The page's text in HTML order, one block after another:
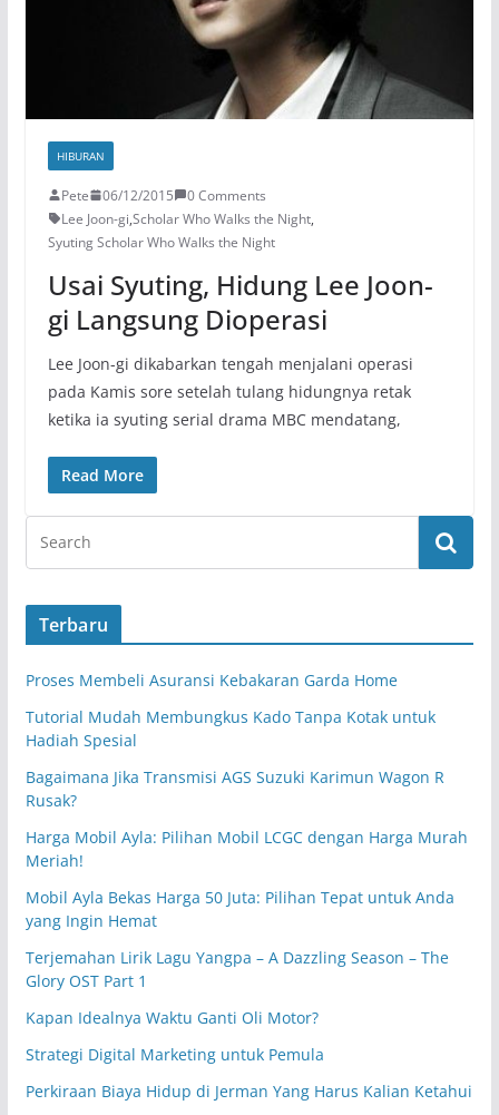
HIBURAN
Pete 06/12/2015
0 Comments
Lee Joon-gi,Scholar Who Walks the Night,
Syuting Scholar Who Walks the Night
Usai Syuting, Hidung Lee Joon-
gi Langsung Dioperasi
Lee Joon-gi dikabarkan tengah menjalani operasi
pada Kamis sore setelah tulang hidungnya retak
ketika ia syuting serial drama MBC mendatang,
Read More
Terbaru
Proses Membeli Asuransi Kebakaran Garda Home
Tutorial Mudah Membungkus Kado Tanpa Kotak untuk
Hadiah Spesial
Bagaimana Jika Transmisi AGS Suzuki Karimun Wagon R
Rusak?
Harga Mobil Ayla: Pilihan Mobil LCGC dengan Harga Murah
Meriah!
Mobil Ayla Bekas Harga 50 Juta: Pilihan Tepat untuk Anda
yang Ingin Hemat
Terjemahan Lirik Lagu Yangpa – A Dazzling Season – The
Glory OST Part 1
Kapan Idealnya Waktu Ganti Oli Motor?
Strategi Digital Marketing untuk Pemula
Perkiraan Biaya Hidup di Jerman Yang Harus Kalian Ketahui